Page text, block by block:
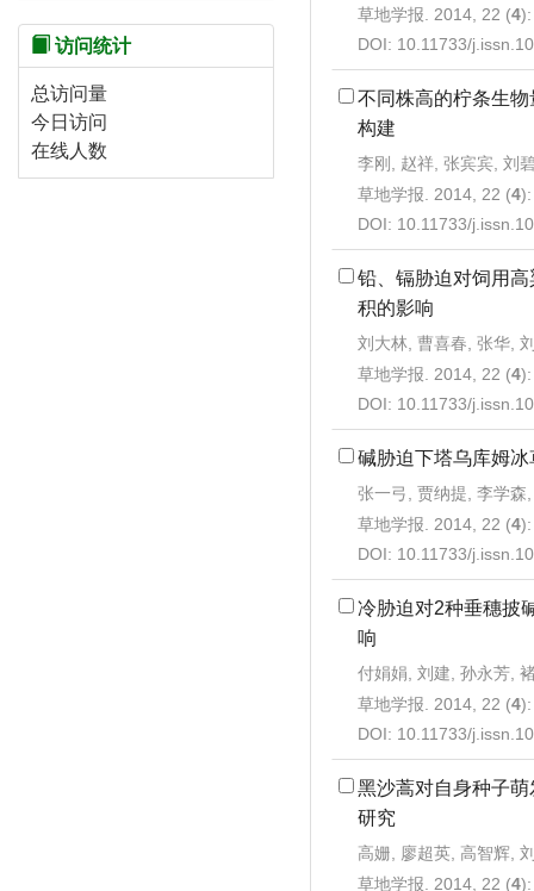
草地学报. 2014, 22 (4
DOI: 10.11733/
不同株高的柠条生
构建
李刚, 赵祥, 张宾宾, 刘
草地学报. 2014, 22 (4
DOI: 10.11733/
铅、镉胁迫对饲用
积的影响
刘大林, 曹喜春, 张华,
草地学报. 2014, 22 (4
DOI: 10.11733/
碱胁迫下塔乌库姆
张一弓, 贾纳提, 李学森
草地学报. 2014, 22 (4
DOI: 10.11733/
冷胁迫对2种垂穗披
响
付娟娟, 刘建, 孙永芳,
草地学报. 2014, 22 (4
DOI: 10.11733/
黑沙蒿对自身种子
研究
高姗, 廖超英, 高智辉,
草地学报. 2014, 22 (4
访问统计
总访问量
今日访问
在线人数